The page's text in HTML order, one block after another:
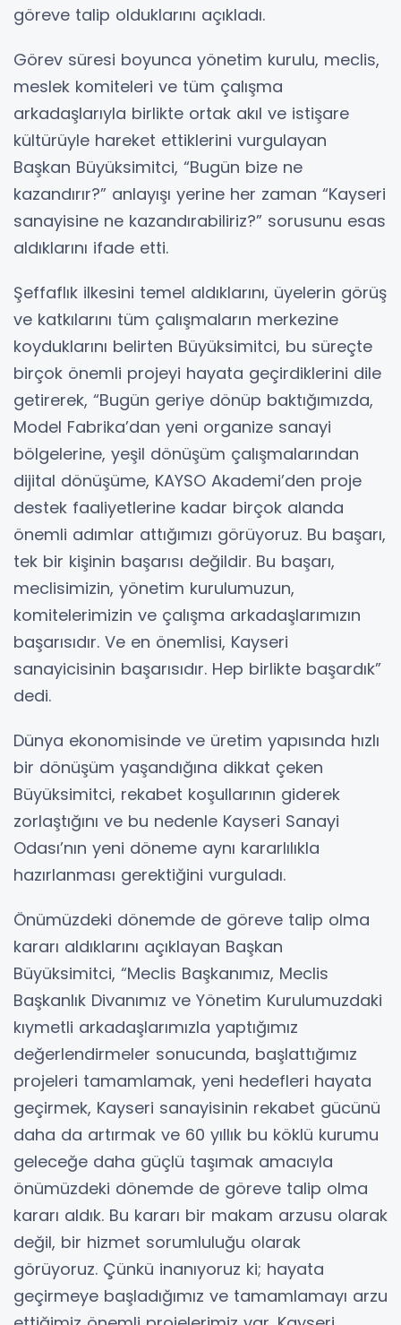
göreve talip olduklarını açıkladı.
Görev süresi boyunca yönetim kurulu, meclis,
meslek komiteleri ve tüm çalışma
arkadaşlarıyla birlikte ortak akıl ve istişare
kültürüyle hareket ettiklerini vurgulayan
Başkan Büyüksimitci, “Bugün bize ne
kazandırır?” anlayışı yerine her zaman “Kayseri
sanayisine ne kazandırabiliriz?” sorusunu esas
aldıklarını ifade etti.
Şeffaflık ilkesini temel aldıklarını, üyelerin görüş
ve katkılarını tüm çalışmaların merkezine
koyduklarını belirten Büyüksimitci, bu süreçte
birçok önemli projeyi hayata geçirdiklerini dile
getirerek, “Bugün geriye dönüp baktığımızda,
Model Fabrika’dan yeni organize sanayi
bölgelerine, yeşil dönüşüm çalışmalarından
dijital dönüşüme, KAYSO Akademi’den proje
destek faaliyetlerine kadar birçok alanda
önemli adımlar attığımızı görüyoruz. Bu başarı,
tek bir kişinin başarısı değildir. Bu başarı,
meclisimizin, yönetim kurulumuzun,
komitelerimizin ve çalışma arkadaşlarımızın
başarısıdır. Ve en önemlisi, Kayseri
sanayicisinin başarısıdır. Hep birlikte başardık”
dedi.
Dünya ekonomisinde ve üretim yapısında hızlı
bir dönüşüm yaşandığına dikkat çeken
Büyüksimitci, rekabet koşullarının giderek
zorlaştığını ve bu nedenle Kayseri Sanayi
Odası’nın yeni döneme aynı kararlılıkla
hazırlanması gerektiğini vurguladı.
Önümüzdeki dönemde de göreve talip olma
kararı aldıklarını açıklayan Başkan
Büyüksimitci, “Meclis Başkanımız, Meclis
Başkanlık Divanımız ve Yönetim Kurulumuzdaki
kıymetli arkadaşlarımızla yaptığımız
değerlendirmeler sonucunda, başlattığımız
projeleri tamamlamak, yeni hedefleri hayata
geçirmek, Kayseri sanayisinin rekabet gücünü
daha da artırmak ve 60 yıllık bu köklü kurumu
geleceğe daha güçlü taşımak amacıyla
önümüzdeki dönemde de göreve talip olma
kararı aldık. Bu kararı bir makam arzusu olarak
değil, bir hizmet sorumluluğu olarak
görüyoruz. Çünkü inanıyoruz ki; hayata
geçirmeye başladığımız ve tamamlamayı arzu